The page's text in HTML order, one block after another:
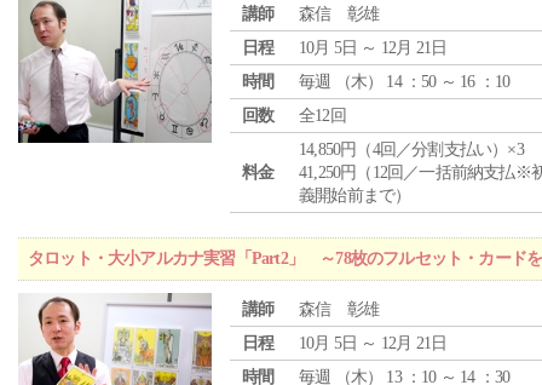
講師
森信 彰雄
日程
10月 5日 ～ 12月 21日
時間
毎週 （木） 14 ：50 ～ 16 ：10
回数
全12回
料金
14,850円（4回／分割支払い）×3
41,250円（12回／一括前納支払※
義開始前まで）
タロット・大小アルカナ実習「Part2」 ～78枚のフルセット・カード
講師
森信 彰雄
日程
10月 5日 ～ 12月 21日
時間
毎週 （木） 13 ：10 ～ 14 ：30